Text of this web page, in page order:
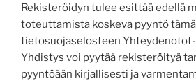
Rekisteröidyn tulee esittää edellä
toteuttamista koskeva pyyntö
tietosuojaselosteen
Yhdistys voi pyytää rekisteröityä
pyyntöään kirjallisesti ja